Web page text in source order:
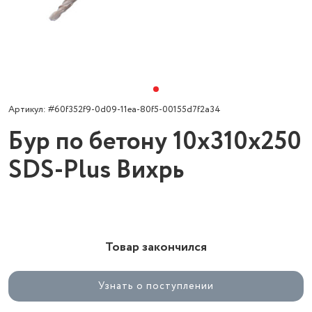
Артикул: #60f352f9-0d09-11ea-80f5-00155d7f2a34
Бур по бетону 10х310х250
SDS-Plus Вихрь
Товар закончился
Узнать о поступлении